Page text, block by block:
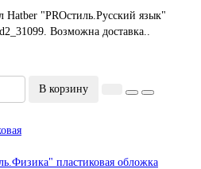
Hatber "PROстиль.Русский язык"
Возможна доставка..
В корзину
пластиковая обложка